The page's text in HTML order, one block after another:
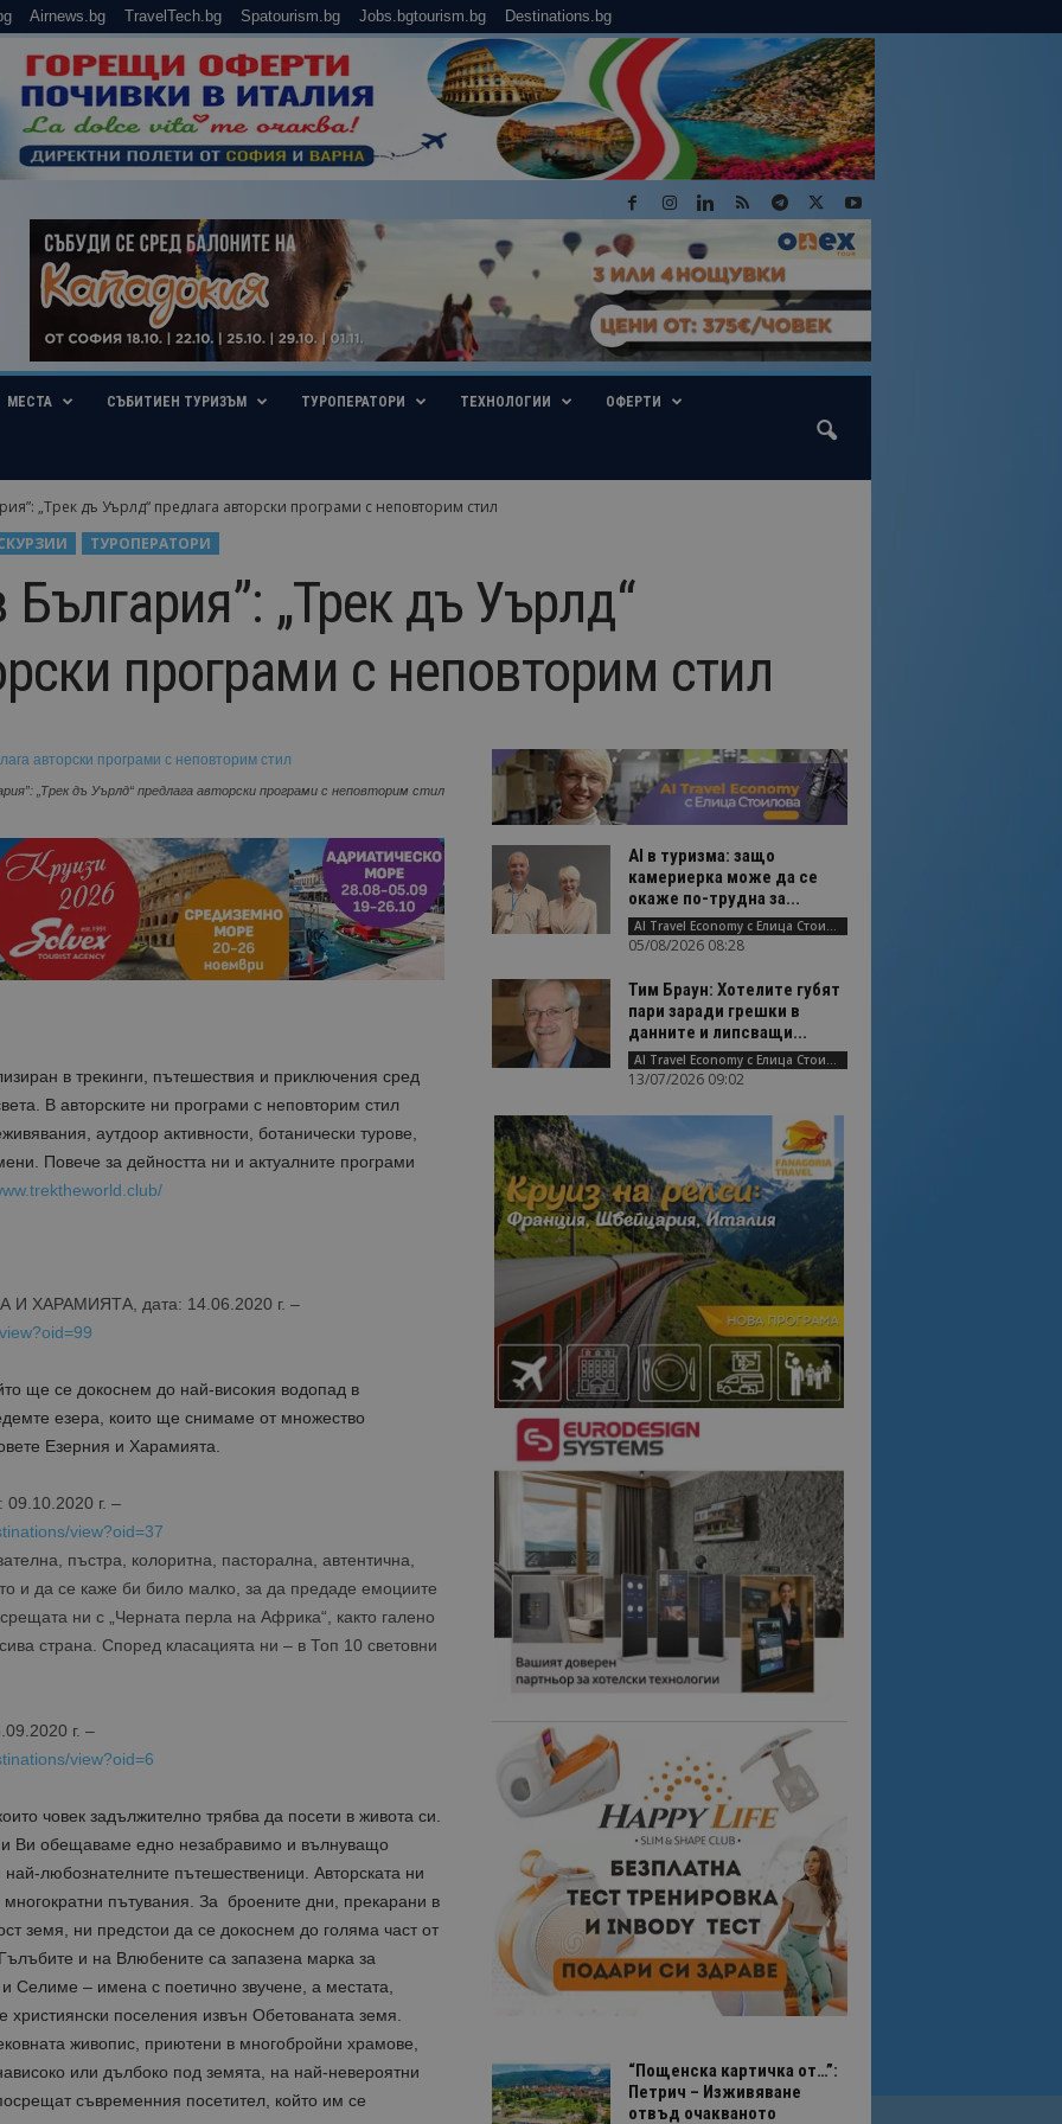
Airnews.bg TravelTech.bg Spatourism.bg Jobs.bgtourism.bg Destinations.bg
МЕСТА СЪБИТИЕН ТУРИЗЪМ ТУРОПЕРАТОРИ ТЕХНОЛОГИИ ОФЕРТИ
„Трек дъ Уърлд“ предлага авторски програми с неповторим стил
ТУРОПЕРАТОРИ
България”: „Трек дъ Уърлд“
програми с неповторим стил
„Трек дъ Уърлд“ предлага авторски програми с неповторим стил
в трекинги, пътешествия и приключения сред
В авторските ни програми с неповторим стил
аутдоор активности, ботанически турове,
Повече за дейността ни и актуалните програми
ХАРАМИЯТА, дата: 14.06.2020 г. –
ще се докоснем до най-високия водопад в
езера, които ще снимаме от множество
Езерния и Харамията.
г. –
view?oid=37
пъстра, колоритна, пасторална, автентична,
и да се каже би било малко, за да предаде емоциите
ни с „Черната перла на Африка“, както галено
страна. Според класацията ни – в Топ 10 световни
г. –
view?oid=6
човек задължително трябва да посети в живота си.
и Ви обещаваме едно незабравимо и вълнуващо
любознателните пътешественици. Авторската ни
многократни пътувания. За броените дни, прекарани в
земя, ни предстои да се докоснем до голяма част от
и на Влюбените са запазена марка за
Селиме – имена с поетично звучене, а местата,
християнски поселения извън Обетованата земя.
живопис, приютени в многобройни храмове,
или дълбоко под земята, на най-невероятни
съвременния посетител, който им се
AI в туризма: защо
камериерка може да се
окаже по-трудна за...
AI Travel Economy с Елица Стоилова
05/08/2026 08:28
Тим Браун: Хотелите губят
пари заради грешки в
данните и липсващи...
AI Travel Economy с Елица Стоилова
13/07/2026 09:02
“Пощенска картичка от…”:
Петрич – Изживяване
отвъд очакваното